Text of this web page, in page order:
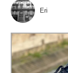
無在庫で自由気ま
BUYMAで人気のブ
BUYMAの売れ筋
Eri